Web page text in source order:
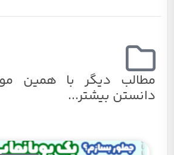
مطالب دیگر با همین
دانستن بیشتر...